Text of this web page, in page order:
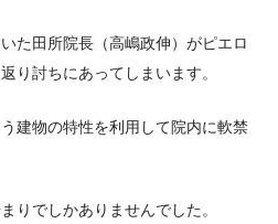
た田所院長（高嶋政伸）がピエロ
り討ちにあってしまいます。
建物の特性を利用して院内に軟禁
りでしかありませんでした。